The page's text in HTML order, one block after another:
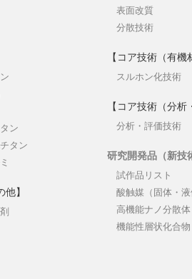
ン
タン
他】
表面改質
分散技術
【コア技術（有機
スルホン化技術
【コア技術（分析
分析・評価技術
研究開発品（新技
試作品リスト
酸触媒（固体・液
高機能ナノ分散体
機能性層状化合物